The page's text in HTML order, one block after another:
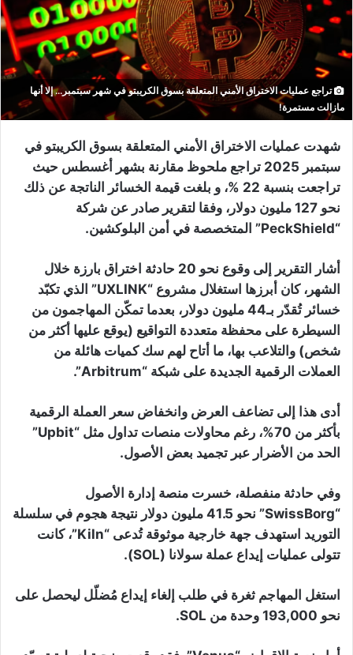
تراجع عمليات الاختراق الأمني المتعلقة بسوق الكريبتو في شهر سبتمبر... إلا أنها
مازالت مستمرة!
شهدت عمليات الاختراق الأمني المتعلقة بسوق الكريبتو في
سبتمبر 2025 تراجع ملحوظ مقارنة بشهر أغسطس حيث
تراجعت بنسبة 22 %، و بلغت قيمة الخسائر الناتجة عن ذلك
نحو 127 مليون دولار، وفقا لتقرير صادر عن شركة
“PeckShield” المتخصصة في أمن البلوكشين.
أشار التقرير إلى وقوع نحو 20 حادثة اختراق بارزة خلال
الشهر، كان أبرزها استغلال مشروع “UXLINK” الذي تكبّد
خسائر تُقدّر بـ44 مليون دولار، بعدما تمكّن المهاجمون من
السيطرة على محفظة متعددة التواقيع (يوقع عليها أكثر من
شخص) والتلاعب بها، ما أتاح لهم سك كميات هائلة من
العملات الرقمية الجديدة على شبكة “Arbitrum”.
أدى هذا إلى تضاعف العرض وانخفاض سعر العملة الرقمية
بأكثر من 70%، رغم محاولات منصات تداول مثل “Upbit”
الحد من الأضرار عبر تجميد بعض الأصول.
وفي حادثة منفصلة، خسرت منصة إدارة الأصول
“SwissBorg” نحو 41.5 مليون دولار نتيجة هجوم في سلسلة
التوريد استهدف جهة خارجية موثوقة تُدعى “Kiln”، كانت
تتولى عمليات إيداع عملة سولانا (SOL).
استغل المهاجم ثغرة في طلب إلغاء إيداع مُضلّل ليحصل على
نحو 193,000 وحدة من SOL.